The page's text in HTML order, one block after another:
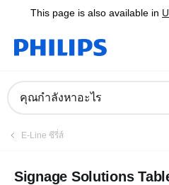
This page is also available in
คุณกำลังหาอะไร
E-Line ซีรี่ส์
Signage Solutions